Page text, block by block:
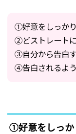
①好意をしっか
②どストレート
③自分から告白
④告白されるよ
①好意をしっか